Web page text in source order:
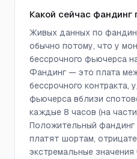
Какой сейчас фандинг
Живых данных по
обычно потому, что у
бессрочного фьючерса
Фандинг — это плата
бессрочного
фьючерса вблизи
каждые 8 часов (на
Положительный фандинг
платят шортам,
экстремальные